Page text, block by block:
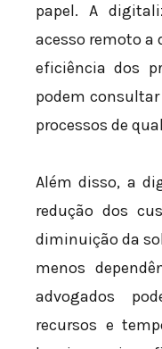
papel. A
acesso remoto a
eficiência dos
podem
processos de
Além disso, a
redução dos
diminuição da
menos
advogados
recursos e